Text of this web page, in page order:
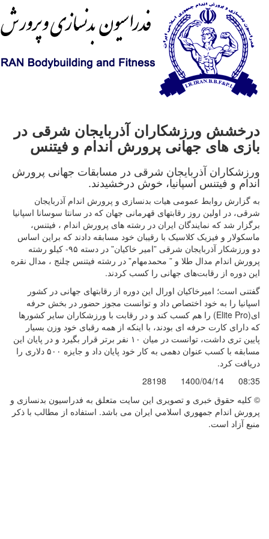
درخشش ورزشکاران آذربایجان شرقی در
بازی های جهانی پرورش اندام و فیتنس
ورزشکاران آذربایجان شرقی در مسابقات جهانی پرورش
اندام و فیتنس اسپانیا، خوش درخشیدند.
به گزارش روابط عمومی هیات بدنسازی و پرورش اندام آذربایجان
شرقی، در اولین روز رقابتهای قهرمانی جهان که در سانتا سوسانا اسپانیا
برگزار شد که نمایندگان ایران در رشته های پرورش اندام ، فیتنس،
ماسکولار و فیزیک کلاسیک با رقیبان خود مسابقه دادند که براین اساس
دو ورزشکار آذربایجان شرقی ”امیر خاکیان” در دسته ۹۵- کیلو رشته
پرورش اندام مدال طلا و ” محمدمهام” در رشته فیتنس چلنج ، مدال نقره
این دوره از رقابت‌های جهانی را کسب کردند.
گفتنی است؛ امیرخاکیان اورال این دوره از رقابتهای جهانی در کشور
اسپانیا را به خود اختصاص داد و توانست مجوز حضور در بخش حرفه
ای(Elite Pro) را هم کسب کند و در رقابت با ورزشکاران سایر کشورها
که دارای کارت حرفه ای بودند، با اینکه از همه رقبای خود وزن بسیار
پایین تری داشت، توانست در میان ١٠ نفر برتر قرار بگیرد و در پایان این
مسابقه با کسب عنوان دهمی به کار خود پایان داد و جایزه ۵٠٠ دلاری را
دریافت کرد.
08:35
1400/04/14
28198
© کليه حقوق خبری و تصويری اين سايت متعلق به فدراسيون بدنسازی و
پرورش اندام جمهوري اسلامي ايران می باشد. استفاده از مطالب با ذكر
منبع آزاد است.